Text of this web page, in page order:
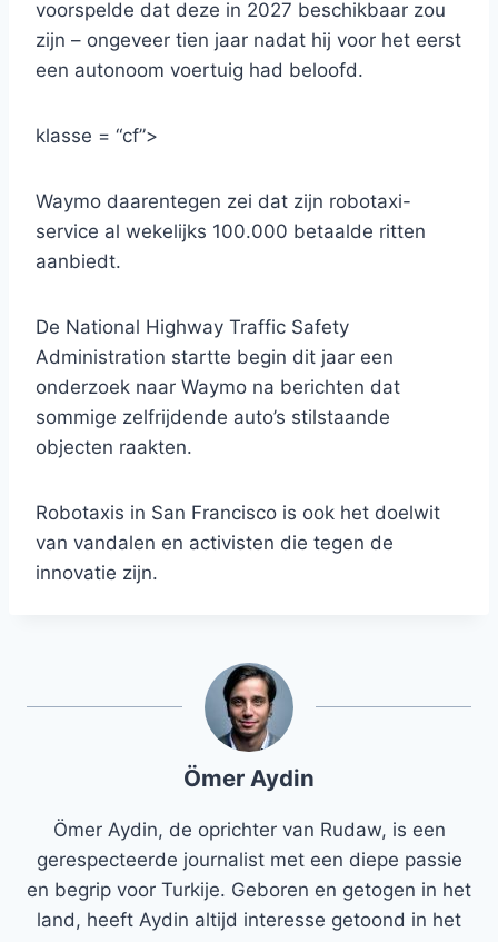
voorspelde dat deze in 2027 beschikbaar zou
zijn – ongeveer tien jaar nadat hij voor het eerst
een autonoom voertuig had beloofd.
klasse = “cf”>
Waymo daarentegen zei dat zijn robotaxi-
service al wekelijks 100.000 betaalde ritten
aanbiedt.
De National Highway Traffic Safety
Administration startte begin dit jaar een
onderzoek naar Waymo na berichten dat
sommige zelfrijdende auto’s stilstaande
objecten raakten.
Robotaxis in San Francisco is ook het doelwit
van vandalen en activisten die tegen de
innovatie zijn.
Ömer Aydin
Ömer Aydin, de oprichter van Rudaw, is een
gerespecteerde journalist met een diepe passie
en begrip voor Turkije. Geboren en getogen in het
land, heeft Aydin altijd interesse getoond in het